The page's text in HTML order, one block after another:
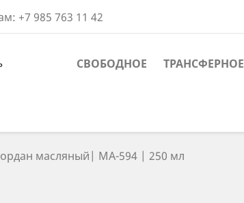
+7 985 763 11 42
СВОБОДНОЕ ТРАНСФЕРНОЕ
масляный| МА-594 | 250 мл